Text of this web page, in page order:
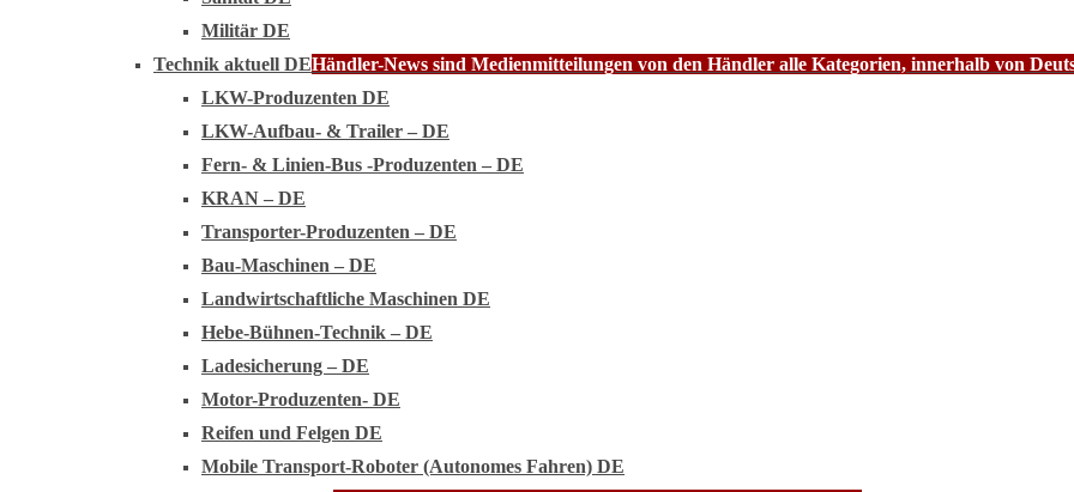
Militär DE
Technik aktuell DEHändler-News sind Medienmitteilungen von den Händler alle Kategorien, innerhalb von
LKW-Produzenten DE
LKW-Aufbau- & Trailer – DE
Fern- & Linien-Bus -Produzenten – DE
KRAN – DE
Transporter-Produzenten – DE
Bau-Maschinen – DE
Landwirtschaftliche Maschinen DE
Hebe-Bühnen-Technik – DE
Ladesicherung – DE
Motor-Produzenten- DE
Reifen und Felgen DE
Mobile Transport-Roboter (Autonomes Fahren) DE